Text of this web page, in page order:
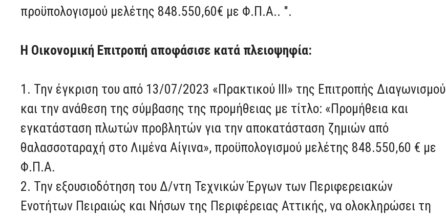
προϋπολογισμού μελέτης 848.550,60€ με Φ.Π.Α.. ".
Η Οικονομική Επιτροπή αποφάσισε κατά πλειοψηφία:
1. Την έγκριση του από 13/07/2023 «Πρακτικού ΙΙΙ» της Επιτροπής Διαγωνισμού
και την ανάθεση της σύμβασης της προμήθειας με τίτλο: «Προμήθεια και
εγκατάσταση πλωτών προβλητών για την αποκατάσταση ζημιών από
θαλασσοταραχή στο Λιμένα Αίγινα», προϋπολογισμού μελέτης 848.550,60 € με
Φ.Π.Α.
2. Την εξουσιοδότηση του Δ/ντη Τεχνικών Έργων των Περιφερειακών
Ενοτήτων Πειραιώς και Νήσων της Περιφέρειας Αττικής, να ολοκληρώσει τη